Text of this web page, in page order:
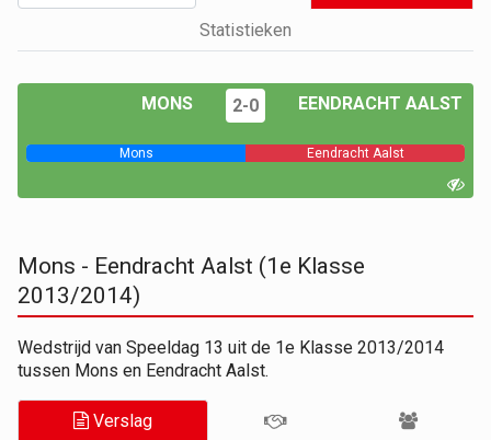
Statistieken
MONS 2-0 EENDRACHT AALST
Mons Eendracht Aalst
Mons - Eendracht Aalst (1e Klasse
2013/2014)
Wedstrijd van Speeldag 13 uit de 1e Klasse 2013/2014
tussen Mons en Eendracht Aalst.
Verslag